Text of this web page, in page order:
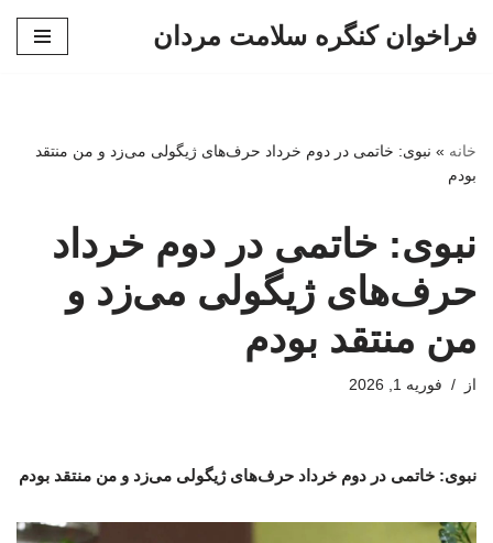
فراخوان کنگره سلامت مردان
خانه » نبوی: خاتمی در دوم خرداد حرف‌های ژیگولی می‌زد و من منتقد
بودم
نبوی: خاتمی در دوم خرداد
حرف‌های ژیگولی می‌زد و
من منتقد بودم
از فوریه 1, 2026
نبوی: خاتمی در دوم خرداد حرف‌های ژیگولی می‌زد و من منتقد بودم